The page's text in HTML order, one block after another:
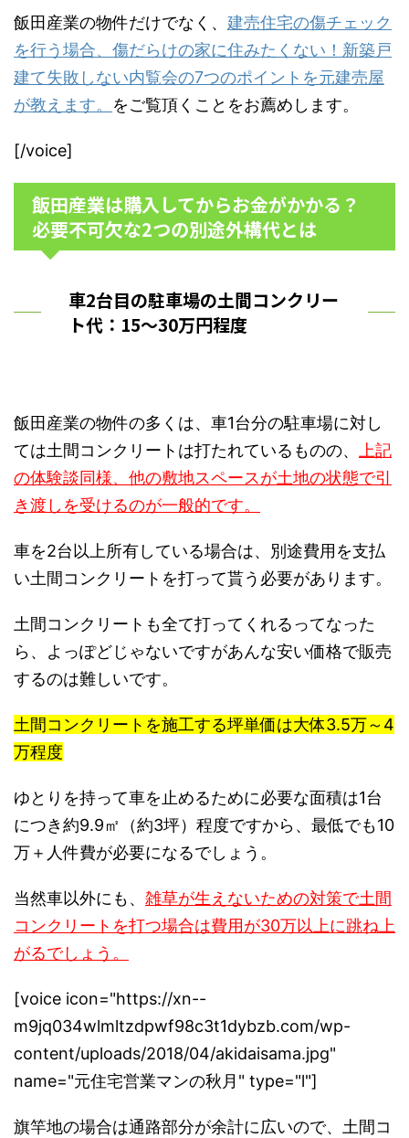
飯田産業の物件だけでなく、 建売住宅の傷チェック
を行う場合、傷だらけの家に住みたくない！新築戸
建て失敗しない内覧会の7つのポイントを元建売屋
が教えます。 をご覧頂くことをお薦めします。
[/voice]
飯田産業は購入してからお金がかかる？
必要不可欠な2つの別途外構代とは
車2台目の駐車場の土間コンクリー
ト代：15～30万円程度
飯田産業の物件の多くは、車1台分の駐車場に対し
ては土間コンクリートは打たれているものの、 上記
の体験談同様、他の敷地スペースが土地の状態で引
き渡しを受けるのが一般的です。
車を2台以上所有している場合は、別途費用を支払
い土間コンクリートを打って貰う必要があります。
土間コンクリートも全て打ってくれるってなった
ら、よっぽどじゃないですがあんな安い価格で販売
するのは難しいです。
土間コンクリートを施工する坪単価は大体3.5万～4
万程度
ゆとりを持って車を止めるために必要な面積は1台
につき約9.9㎡（約3坪）程度ですから、最低でも10
万＋人件費が必要になるでしょう。
当然車以外にも、 雑草が生えないための対策で土間
コンクリートを打つ場合は費用が30万以上に跳ね上
がるでしょう。
[voice icon="https://xn--
m9jq034wlmltzdpwf98c3t1dybzb.com/wp-
content/uploads/2018/04/akidaisama.jpg"
name="元住宅営業マンの秋月" type="l"]
旗竿地の場合は通路部分が余計に広いので、土間コ